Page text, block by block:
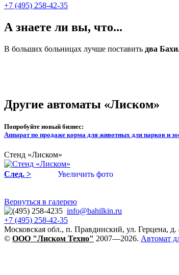
+7 (495) 258-42-35
А знаете ли вы, что...
В больших больницах лучше поставить два
Другие автоматы «Лиском»
Попробуйте новый бизнес:
Аппарат по продаже корма для животных для парков и
Стенд «Лиском»
След. > Увеличить фото
Вернуться в галерею
info@bahilkin.ru
+7 (495) 258-42-35
Московская обл., п. Правдинский, ул. Герцена, д.
© OOO "Лиском Техно" 2007—2026. Автомат